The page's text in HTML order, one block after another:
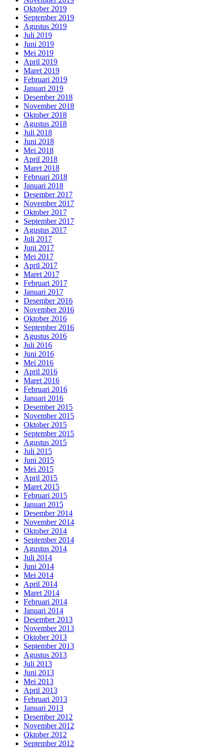
Oktober 2019
September 2019
Agustus 2019
Juli 2019
Juni 2019
Mei 2019
April 2019
Maret 2019
Februari 2019
Januari 2019
Desember 2018
November 2018
Oktober 2018
Agustus 2018
Juli 2018
Juni 2018
Mei 2018
April 2018
Maret 2018
Februari 2018
Januari 2018
Desember 2017
November 2017
Oktober 2017
September 2017
Agustus 2017
Juli 2017
Juni 2017
Mei 2017
April 2017
Maret 2017
Februari 2017
Januari 2017
Desember 2016
November 2016
Oktober 2016
September 2016
Agustus 2016
Juli 2016
Juni 2016
Mei 2016
April 2016
Maret 2016
Februari 2016
Januari 2016
Desember 2015
November 2015
Oktober 2015
September 2015
Agustus 2015
Juli 2015
Juni 2015
Mei 2015
April 2015
Maret 2015
Februari 2015
Januari 2015
Desember 2014
November 2014
Oktober 2014
September 2014
Agustus 2014
Juli 2014
Juni 2014
Mei 2014
April 2014
Maret 2014
Februari 2014
Januari 2014
Desember 2013
November 2013
Oktober 2013
September 2013
Agustus 2013
Juli 2013
Juni 2013
Mei 2013
April 2013
Februari 2013
Januari 2013
Desember 2012
November 2012
Oktober 2012
September 2012